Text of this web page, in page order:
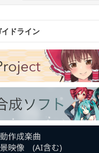
ドライン